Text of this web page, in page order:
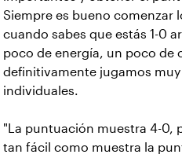
Siempre es bueno comenzar
cuando sabes que estás 1-0
poco de energía, un poco de
definitivamente jugamos muy
individuales.
"La puntuación muestra 4-0,
tan fácil como muestra la